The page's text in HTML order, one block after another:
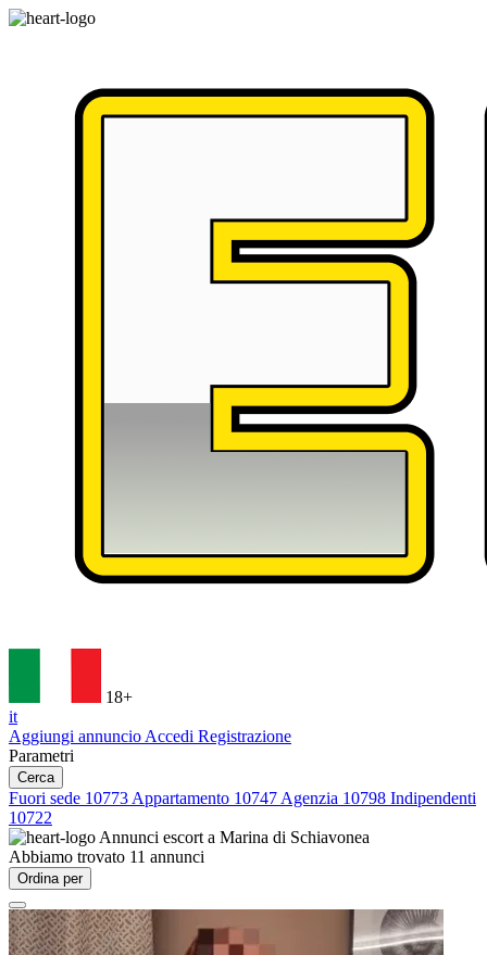
18+
it
Aggiungi annuncio Accedi Registrazione
Parametri
Cerca
Fuori sede 10773 Appartamento 10747 Agenzia 10798 Indipendenti
10722
Annunci escort a Marina di Schiavonea
Abbiamo trovato 11 annunci
Ordina per